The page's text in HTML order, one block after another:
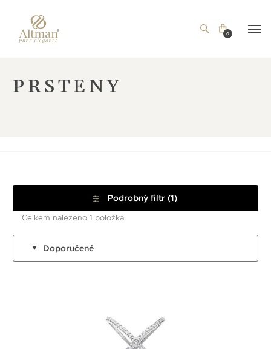
0
PRSTENY
Podrobný filtr (1)
Celkem nalezeno 1 položka
Doporučené